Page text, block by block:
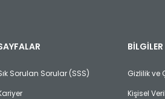
Sorulan Sorular (SSS)
BİLGİLER
Gizlilik ve
Kişisel